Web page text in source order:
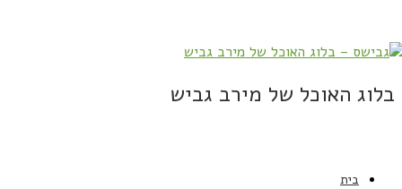
בלוג האוכל של מירב גביש
בית